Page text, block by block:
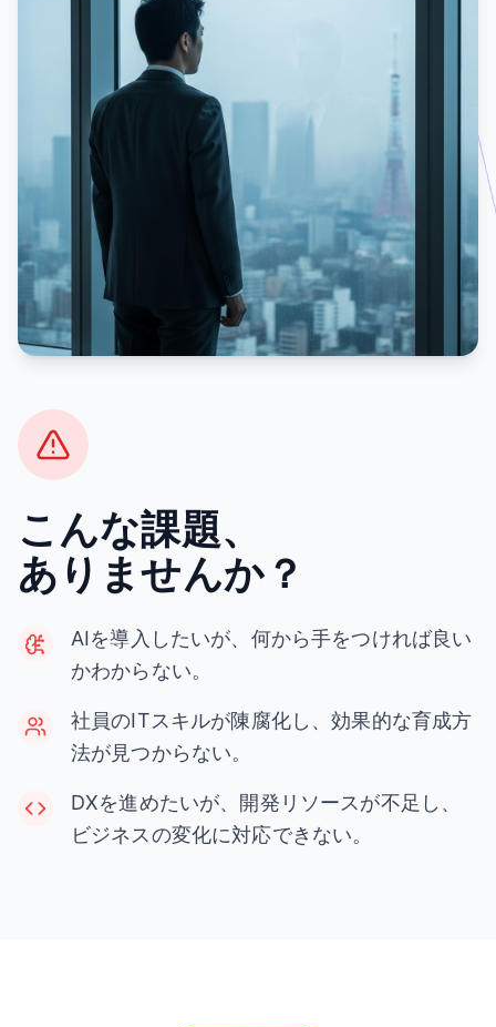
こんな課題、
ありませんか？
AIを導入したいが、何から手をつければ良い
かわからない。
社員のITスキルが陳腐化し、効果的な育成方
法が見つからない。
DXを進めたいが、開発リソースが不足し、
ビジネスの変化に対応できない。